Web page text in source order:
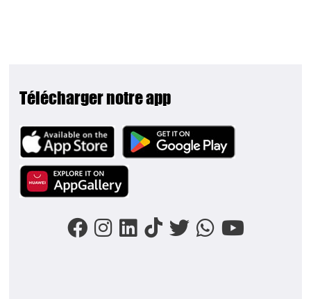
Télécharger notre app
Image Image
Image